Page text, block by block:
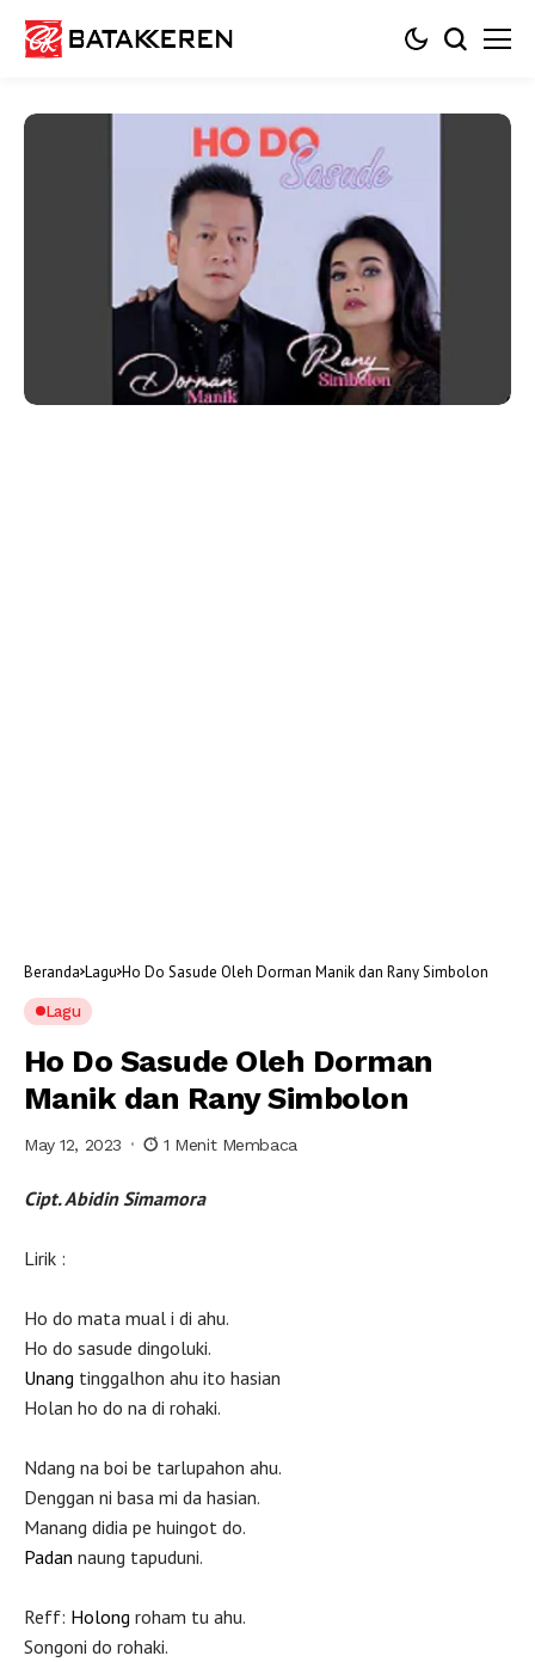
Beranda Lagu Ho Do Sasude Oleh Dorman Manik dan Rany Simbolon
Lagu
Ho Do Sasude Oleh Dorman
Manik dan Rany Simbolon
May 12, 2023 1 Menit Membaca
Cipt. Abidin Simamora
Lirik :
Ho do mata mual i di ahu.
Ho do sasude dingoluki.
Unang tinggalhon ahu ito hasian
Holan ho do na di rohaki.
Ndang na boi be tarlupahon ahu.
Denggan ni basa mi da hasian.
Manang didia pe huingot do.
Padan naung tapuduni.
Reff: Holong roham tu ahu.
Songoni do rohaki.